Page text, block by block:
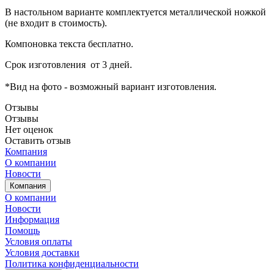
В настольном варианте комплектуется металлической ножкой
(не входит в стоимость).
Компоновка текста бесплатно.
Срок изготовления от 3 дней.
*Вид на фото - возможный вариант изготовления.
Отзывы
Отзывы
Нет оценок
Оставить отзыв
Компания
О компании
Новости
Компания
О компании
Новости
Информация
Помощь
Условия оплаты
Условия доставки
Политика конфиденциальности